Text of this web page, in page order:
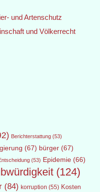
und Artenschutz
und Völkerrecht
Berichterstattung (53)
(67) bürger (67)
(53) Epidemie (66)
(124)
(84) korruption (55) Kosten